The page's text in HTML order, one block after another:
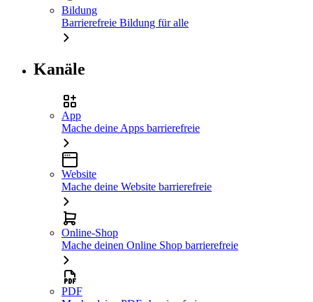
Bildung
Barrierefreie Bildung für alle
Kanäle
App
Mache deine Apps barrierefreie
Website
Mache deine Website barrierefreie
Online-Shop
Mache deinen Online Shop barrierefreie
PDF